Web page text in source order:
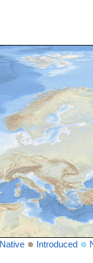
Native Introduced